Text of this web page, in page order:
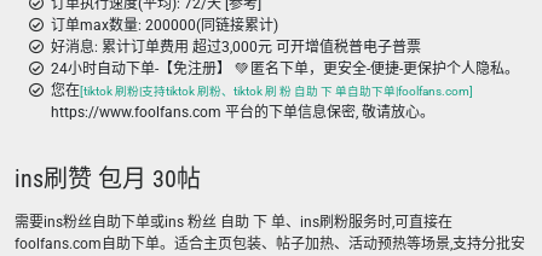
订单执行速度(平均): 72/天 [参考]
订单max数量: 200000(同链接累计)
好消息: 累计订单费用 超过3,000元 可开增值税普电子普票
24小时自动下单-【免注册】 💚 匿名下单，更安全-便捷-更保护个人隐私。
您在[tiktok 刷粉|支持tiktok 刷粉、tiktok 刷 粉 自助 下 单自助下单|foolfans.com]
https://www.foolfans.com 平台的下单信息保密, 敬请放心。
ins刷赞 包月 30帖
需要ins粉丝自助下单或ins 粉丝 自助 下 单、ins刷粉服务时,可直接在
foolfans.com自助下单。适合主页包装、帖子加热、活动预热等场景,支持分批安